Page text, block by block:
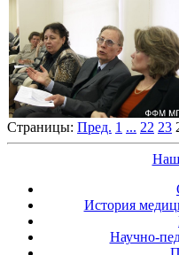
Страницы: Пред. 1 ... 22 23
Наш
История
Научно-